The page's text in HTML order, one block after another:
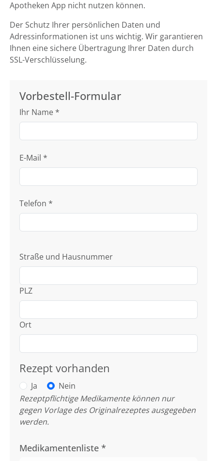
Apotheken App nicht nutzen können.
Der Schutz Ihrer persönlichen Daten und
Adressinformationen ist uns wichtig. Wir garantieren
Ihnen eine sichere Übertragung Ihrer Daten durch
SSL-Verschlüsselung.
Vorbestell-Formular
Ihr Name *
E-Mail *
Telefon *
Straße und Hausnummer
PLZ
Ort
Rezept vorhanden
Ja
Nein
Rezeptpflichtige Medikamente können nur
gegen Vorlage des Originalrezeptes ausgegeben
werden.
Medikamentenliste *